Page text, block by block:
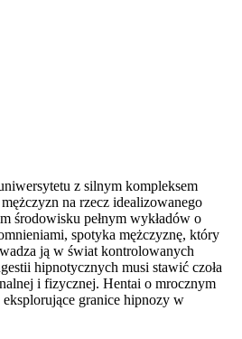
z silnym kompleksem
na rzecz idealizowanego
środowisku pełnym wykładów o
spotyka mężczyznę, który
ją w świat kontrolowanych
hipnotycznych musi stawić czoła
i fizycznej. Hentai o mrocznym
granice hipnozy w